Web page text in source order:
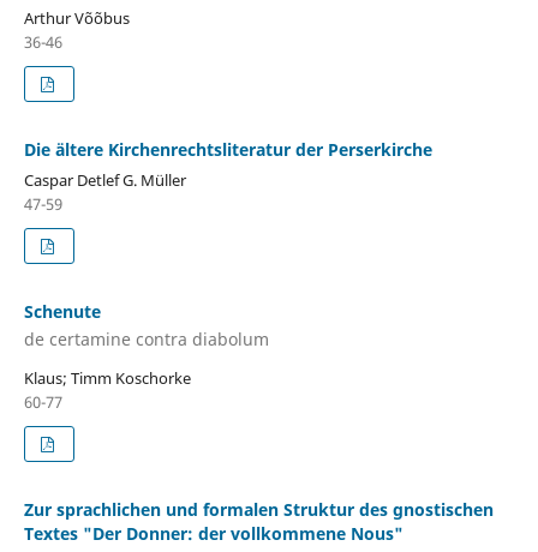
Arthur Võõbus
36-46
Die ältere Kirchenrechtsliteratur der Perserkirche
Caspar Detlef G. Müller
47-59
Schenute
de certamine contra diabolum
Klaus; Timm Koschorke
60-77
Zur sprachlichen und formalen Struktur des gnostischen
Textes "Der Donner: der vollkommene Nous"